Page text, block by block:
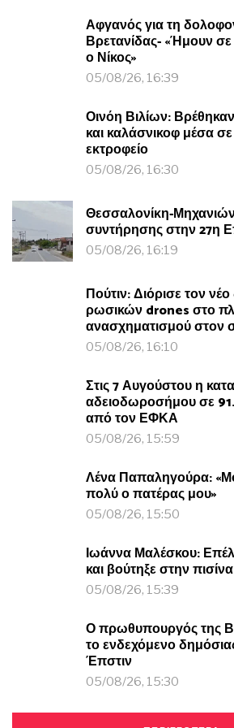
Αφγανός για τη
Βρετανίδας- «Ήμουν σε
ο Νίκος»
05/08/26, 16:39
Οινόη Βιλίων:
και καλάσνικοφ μέσα
εκτροφείο
05/08/26, 16:30
Θεσσαλονίκη-
συντήρησης στην 27η
05/08/26, 16:19
Πούτιν: Διόρισε τον
ρωσικών drones στο
ανασχηματισμού στον
05/08/26, 16:10
Στις 7 Αυγούστου η
αδειοδωροσήμου σε
από τον ΕΦΚΑ
05/08/26, 15:59
Λένα Παπαληγούρα:
πολύ ο πατέρας μου»
05/08/26, 15:50
Ιωάννα Μαλέσκου:
και βούτηξε στην
05/08/26, 15:39
Ο πρωθυπουργός της
το ενδεχόμενο
Έπστιν
05/08/26, 15:30